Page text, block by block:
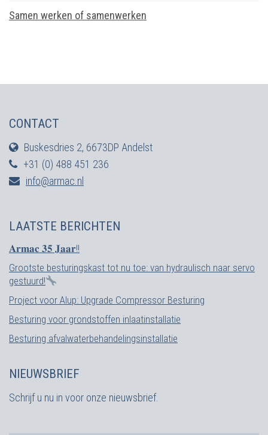
Samen werken of samenwerken
CONTACT
Buskesdries 2, 6673DP Andelst
+31 (0) 488 451 236
info@armac.nl
LAATSTE BERICHTEN
𝐀𝐫𝐦𝐚𝐜 𝟑𝟓 𝐉𝐚𝐚𝐫!!
Grootste besturingskast tot nu toe: van hydraulisch naar servo
gestuurd!
Project voor Alup: Upgrade Compressor Besturing
Besturing voor grondstoffen inlaatinstallatie
Besturing afvalwaterbehandelingsinstallatie
NIEUWSBRIEF
Schrijf u nu in voor onze nieuwsbrief.